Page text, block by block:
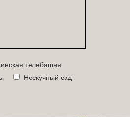
телебашня
Нескучный сад